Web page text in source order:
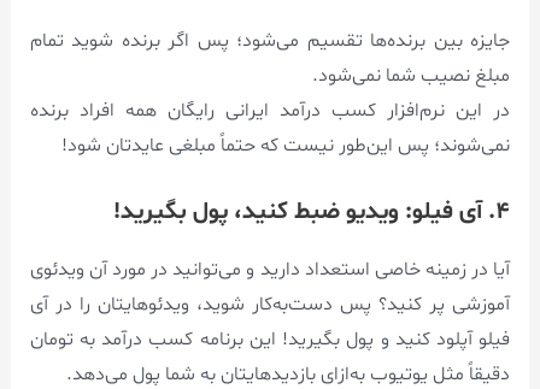
جایزه بین برنده‌ها تقسیم می‌شود؛ پس اگر برنده شوید تمام
مبلغ نصیب شما نمی‌شود.
در این نرم‌افزار کسب درآمد ایرانی رایگان همه افراد برنده
نمی‌شوند؛ پس این‌طور نیست که حتماً مبلغی عایدتان شود!
۴. آی فیلو: ویدیو ضبط کنید، پول بگیرید!
آیا در زمینه خاصی استعداد دارید و می‌توانید در مورد آن ویدئوی
آموزشی پر کنید؟ پس دست‌به‌کار شوید، ویدئوهایتان را در آی
فیلو آپلود کنید و پول بگیرید! این برنامه کسب درآمد به تومان
دقیقاً مثل یوتیوب به‌ازای بازدیدهایتان به شما پول می‌دهد.